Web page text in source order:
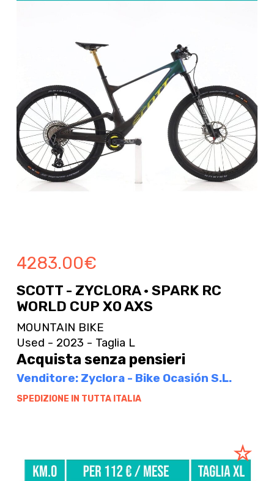
4283.00€
SCOTT - ZYCLORA · SPARK RC
WORLD CUP X0 AXS
MOUNTAIN BIKE
Used - 2023 - Taglia L
Acquista senza pensieri
Venditore: Zyclora - Bike Ocasión S.L.
SPEDIZIONE IN TUTTA ITALIA